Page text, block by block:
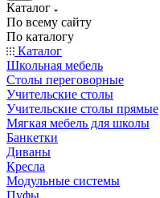
Каталог
По всему сайту
По каталогу
Каталог
Школьная мебель
Столы переговорные
Учительские столы
Учительские столы прямые
Мягкая мебель для школы
Банкетки
Диваны
Кресла
Модульные системы
Пуфы